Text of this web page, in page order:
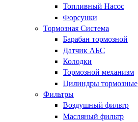
Топливный Насос
Форсунки
Тормозная Система
Барабан тормозной
Датчик АБС
Колодки
Тормозной механизм
Цилиндры тормозные
Фильтры
Воздушный фильтр
Масляный фильтр